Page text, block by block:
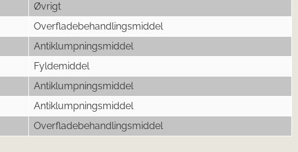
Øvrigt
Overfladebehandlingsmiddel
Antiklumpningsmiddel
Fyldemiddel
Antiklumpningsmiddel
Antiklumpningsmiddel
Overfladebehandlingsmiddel